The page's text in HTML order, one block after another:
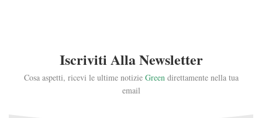
Iscriviti Alla Newsletter
Cosa aspetti, ricevi le ultime notizie Green direttamente nella tua
email